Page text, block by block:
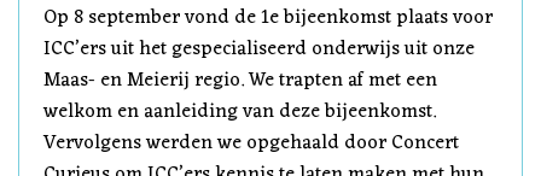
Op 8 september vond de 1e bijeenkomst plaats voor
ICC’ers uit het gespecialiseerd onderwijs uit onze
Maas- en Meierij regio. We trapten af met een
welkom en aanleiding van deze bijeenkomst.
Vervolgens werden we opgehaald door Concert